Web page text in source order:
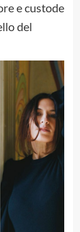
e custode
del